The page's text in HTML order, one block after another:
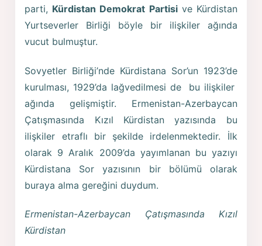
parti, Kürdistan Demokrat Partisive Kürdistan
Yurtseverler Birliği böyle bir ilişkiler ağında
vucut bulmuştur.
Sovyetler Birliği’nde Kürdistana Sor’un 1923’de
kurulması, 1929’da lağvedilmesi de bu ilişkiler
ağında gelişmiştir. Ermenistan-Azerbaycan
Çatışmasında Kızıl Kürdistan yazısında bu
ilişkiler etraflı bir şekilde irdelenmektedir. İlk
olarak 9 Aralık 2009’da yayımlanan bu yazıyı
Kürdistana Sor yazısının bir bölümü olarak
buraya alma gereğini duydum.
Ermenistan-Azerbaycan Çatışmasında Kızıl
Kürdistan